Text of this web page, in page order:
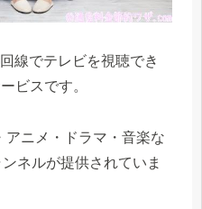
線でテレビを視聴でき
ビスです。
ニメ・ドラマ・音楽な
ネルが提供されていま